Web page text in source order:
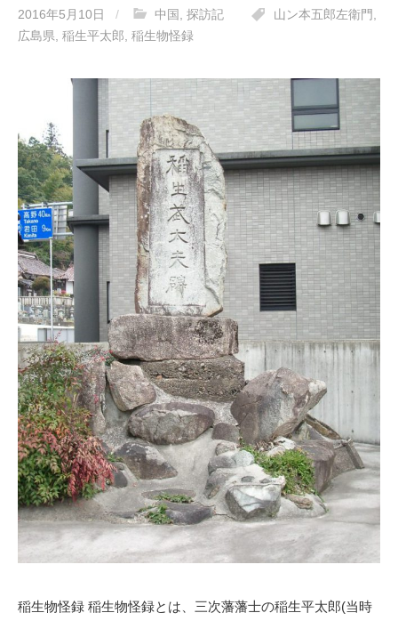
2016年5月10日 / 中国 探訪記 山ン本五郎左衛門
広島県, 稲生平太郎, 稲生物怪録
稲生物怪録 稲生物怪録とは、三次藩藩士の稲生平太郎(当時